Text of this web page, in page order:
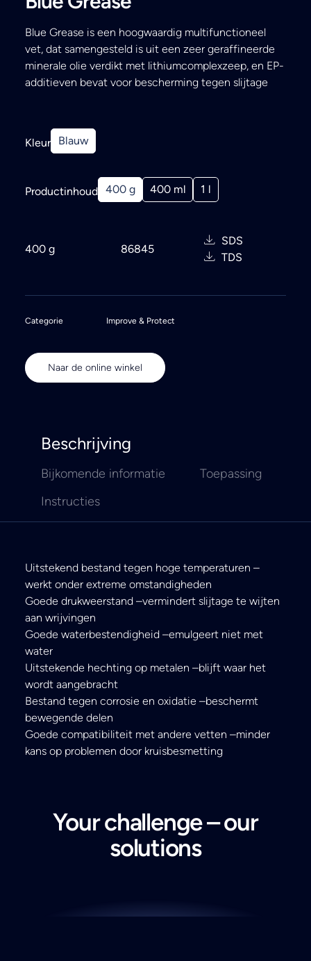
Blue Grease is een hoogwaardig multifunctioneel
vet, dat samengesteld is uit een zeer geraffineerde
minerale olie verdikt met lithiumcomplexzeep, en EP-
additieven bevat voor bescherming tegen slijtage
Kleur Blauw
Productinhoud 400 g 400 ml 1 l
400 g 86845
SDS
TDS
Categorie Improve & Protect
Naar de online winkel
Beschrijving
Bijkomende informatie
Toepassing
Instructies
Uitstekend bestand tegen hoge temperaturen –
werkt onder extreme omstandigheden
Goede drukweerstand –vermindert slijtage te wijten
aan wrijvingen
Goede waterbestendigheid –emulgeert niet met
water
Uitstekende hechting op metalen –blijft waar het
wordt aangebracht
Bestand tegen corrosie en oxidatie –beschermt
bewegende delen
Goede compatibiliteit met andere vetten –minder
kans op problemen door kruisbesmetting
Your challenge – our
solutions